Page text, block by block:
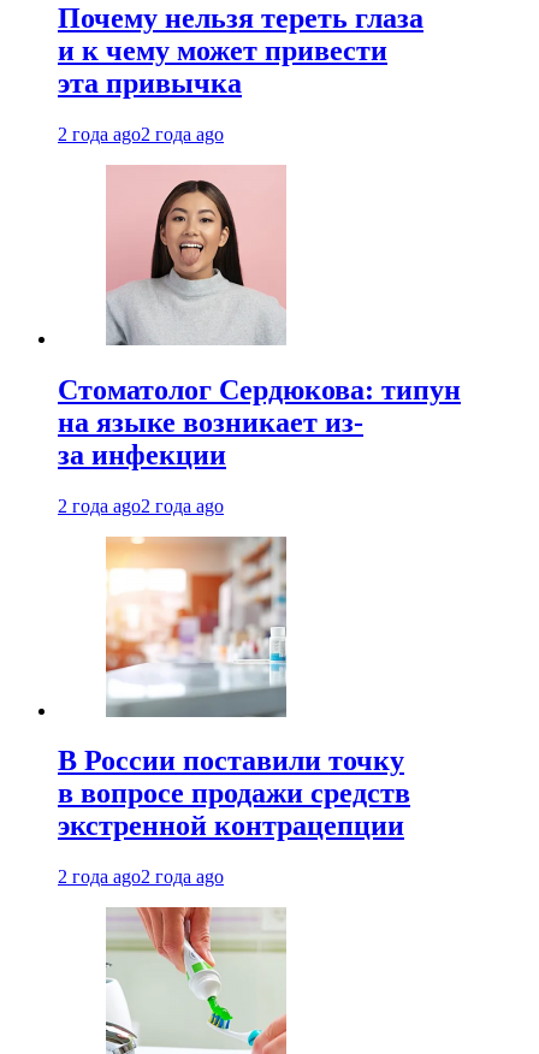
Почему нельзя тереть глаза
и к чему может привести
эта привычка
2 года ago2 года ago
Стоматолог Сердюкова: типун
на языке возникает из-
за инфекции
2 года ago2 года ago
В России поставили точку
в вопросе продажи средств
экстренной контрацепции
2 года ago2 года ago